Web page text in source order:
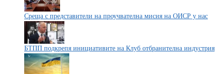
Среща с представители на проучвателна мисия на ОИСР у нас
БТПП подкрепя инициативите на Клуб отбранителна индустрия